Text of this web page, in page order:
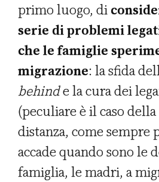
primo luogo, di
serie di problemi
che le famiglie
migrazione: la sfida
behinde la cura dei
(peculiare è il caso
distanza, come sempre
accade quando sono le
famiglia, le madri, a